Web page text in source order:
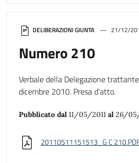
DELIBERAZIONI GIUNTA 21/12/
Numero 210
Verbale della Delegazione
dicembre 2010. Presa d'atto.
Pubblicato dal 11/05/2011 al 26/
20110511151513_G C